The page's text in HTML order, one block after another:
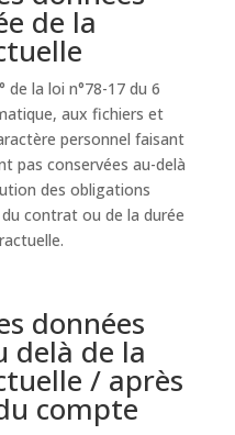
de la
la loi n°78-17 du 6
aux fichiers et
personnel faisant
pas conservées au-delà
des obligations
contrat ou de la durée
données
delà de la
/ après
compte